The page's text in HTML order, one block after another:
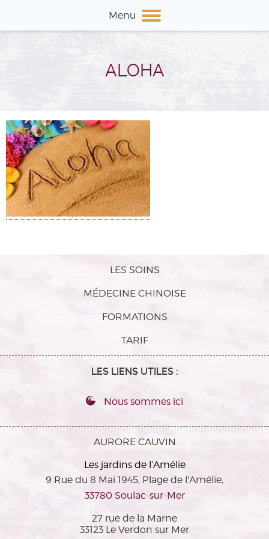
Menu
ALOHA
LES SOINS
MÉDECINE CHINOISE
FORMATIONS
TARIF
LES LIENS UTILES :
Nous sommes ici
AURORE CAUVIN
Les jardins de l’Amélie
9 Rue du 8 Mai 1945, Plage de l'Amélie,
33780 Soulac-sur-Mer
27 rue de la Marne
33123 Le Verdon sur Mer